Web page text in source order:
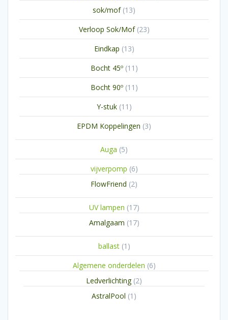
sok/mof 1313
producten
Verloop Sok/Mof 2323
producten
Eindkap 1313
producten
Bocht 45º 11 11
producten
Bocht 90º 11 11
producten
Y-stuk 11 11
producten
EPDM Koppelingen 33
Auga 55
producten
vijverpomp 66
FlowFriend 22
UV lampen 1717
Amalgaam 1717
ballast 1 1
product
Algemene onderdelen 66
Ledverlichting 22
AstralPool 1 1